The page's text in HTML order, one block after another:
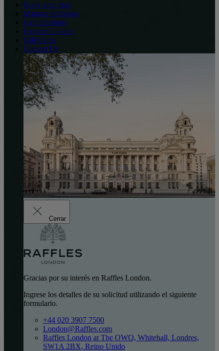
Book your stay
Manage bookings
Get directions
Explore London
Gift Cards
Contact Us
Cerrar
Gracias por su interés en Raffles London.
Ingrese los detalles de su solicitud utilizando el siguiente
formulario.
+44 020 3907 7500
London@Raffles.com
Raffles London at The OWO, Whitehall, Londres,
SW1A 2BX, Reino Unido